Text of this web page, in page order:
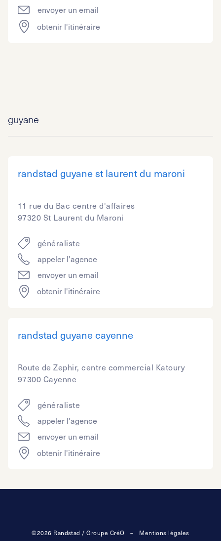
envoyer un email
obtenir l'itinéraire
guyane
randstad guyane st laurent du maroni
11 rue du Bac centre d'affaires
97320 St Laurent du Maroni
généraliste
appeler l'agence
envoyer un email
obtenir l'itinéraire
randstad guyane cayenne
Route de Zephir, centre commercial Katoury
97300 Cayenne
généraliste
appeler l'agence
envoyer un email
obtenir l'itinéraire
©2026 Randstad / Groupe CréO – Mentions légales